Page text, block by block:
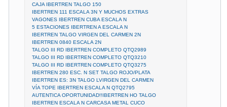
CAJA IBERTREN TALGO 150
IBERTREN 111 ESCALA 3N Y MUCHOS EXTRAS
VAGONES IBERTREN CUBA ESCALA N
5 ESTACIONES IBERTREN A ESCALA N
IBERTREN TALGO VIRGEN DEL CARMEN 2N
IBERTREN 0840 ESCALA 2N
TALGO III RD IBERTREN COMPLETO QTQ2989
TALGO III RD IBERTREN COMPLETO QTQ3210
TALGO III RD IBERTREN COMPLETO QTQ3275
IBERTREN 280 ESC. N SET TALGO ROJO/PLATA
IBERTREN ES: 3N TALGO LVIRGEN DEL CARMEN
VÍA TOPE IBERTREN ESCALA N QTQ2795
AUTENTICA OPORTUNIDAD!!IBERTREN HO TALGO
IBERTREN ESCALA N CARCASA METAL CUCO